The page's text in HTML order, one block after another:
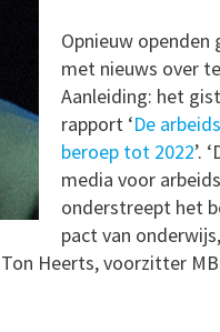
Opnieuw openden
met nieuws over
Aanleiding: het
rapport ‘De
beroep tot 2022’.
media voor
onderstreept het
pact van
Heerts, voorzitter